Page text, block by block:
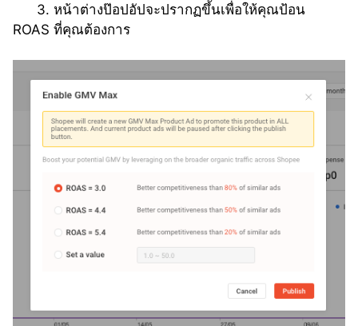
ROAS ที่คุณต้องการ